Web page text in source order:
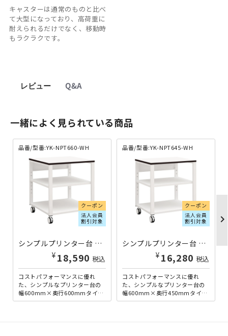
キャスターは通常のものと比べ
て大型になっており、高荷重に
耐えられるだけでなく、移動時
もラクラクです。
レビュー Q&A
一緒によく見られている商品
品番/型番:YK-NPT660-WH
クーポン
法人会員
割引対象
シンプルプリンター台 W600×D600×H700 YK-NPT660-WH | 657039
¥ 18,590 税込
コストパフォーマンスに優れ
た、シンプルなプリンター台の
幅600mm×奥行600mmタイプ
です。天板は耐荷重50kgとなっ
品番/型番:YK-NPT645-WH
クーポン
法人会員
割引対象
シンプルプリンター台 W600×D450×H700 YK-NPT645-WH | 657038
¥ 16,280 税込
コストパフォーマンスに優れ
た、シンプルなプリンター台の
幅600mm×奥行450mmタイプ
です。天板は耐荷重50kgとなっ
chevron_right